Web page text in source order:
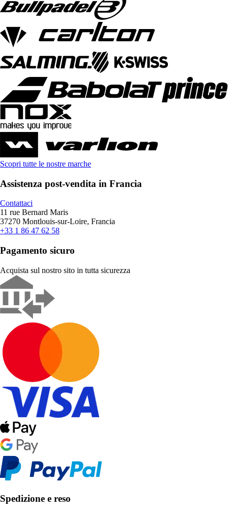
Scopri tutte le nostre marche
Assistenza post-vendita in Francia
Contattaci
11 rue Bernard Maris
37270 Montlouis-sur-Loire, Francia
+33 1 86 47 62 58
Pagamento sicuro
Acquista sul nostro sito in tutta sicurezza
Spedizione e reso